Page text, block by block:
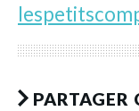
PARTAGER